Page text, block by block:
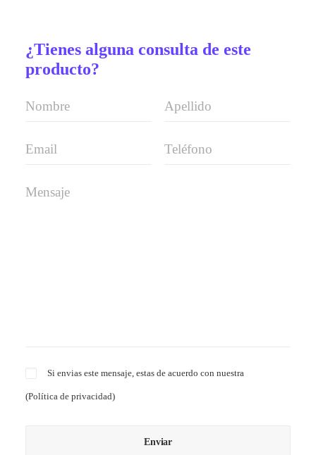
¿Tienes alguna consulta de este
producto?
Si envias este mensaje, estas de acuerdo con nuestra
(Política de privacidad)